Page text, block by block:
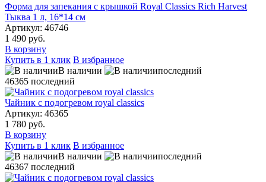
Форма для запекания с крышкой Royal Classics Rich Harvest
Тыква 1 л, 16*14 см
Артикул: 46746
1 490 руб.
В корзину
Купить в 1 клик В избранное
В наличии
последний
46365 последний
Чайник с подогревом royal classics
Артикул: 46365
1 780 руб.
В корзину
Купить в 1 клик В избранное
В наличии
последний
46367 последний